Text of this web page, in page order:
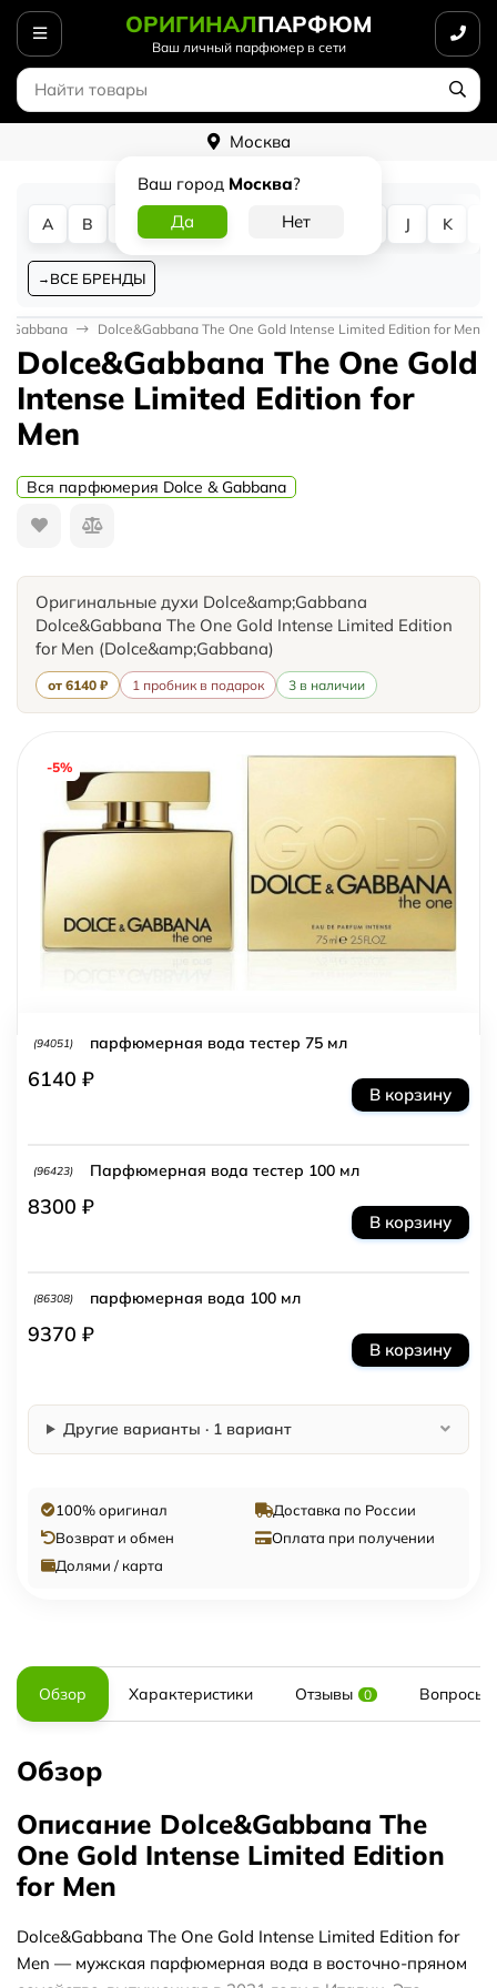
ОРИГИНАЛПАРФЮМ
Ваш личный парфюмер в сети
Москва
Ваш город Москва?
A B D G J K
ВСЕ БРЕНДЫ
Gabbana Dolce&Gabbana The One Gold Intense Limited Edition for Men
Dolce&Gabbana The One Gold
Intense Limited Edition for
Men
Вся парфюмерия Dolce & Gabbana
Оригинальные духи Dolce&amp;Gabbana
Dolce&Gabbana The One Gold Intense Limited Edition
for Men (Dolce&amp;Gabbana)
от 6140 ₽ 1 пробник в подарок 3 в наличии
-5%
(94051) парфюмерная вода тестер 75 мл
6140 ₽
В корзину
(96423) Парфюмерная вода тестер 100 мл
8300 ₽
В корзину
(86308) парфюмерная вода 100 мл
9370 ₽
В корзину
Другие варианты · 1 вариант
100% оригинал
Доставка по России
Возврат и обмен
Оплата при получении
Долями / карта
Обзор Характеристики Отзывы 0 Вопросы
Обзор
Описание Dolce&Gabbana The
One Gold Intense Limited Edition
for Men
Dolce&Gabbana The One Gold Intense Limited Edition for
Men — мужская парфюмерная вода в восточно-пряном